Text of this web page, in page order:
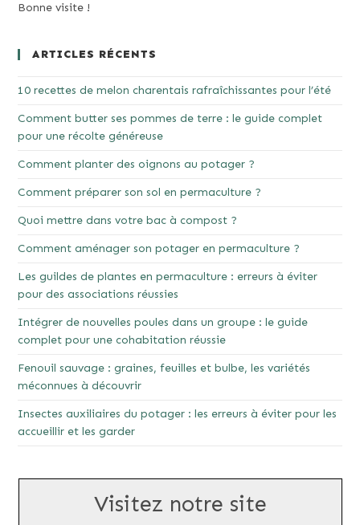
Bonne visite !
ARTICLES RÉCENTS
10 recettes de melon charentais rafraîchissantes pour l’été
Comment butter ses pommes de terre : le guide complet
pour une récolte généreuse
Comment planter des oignons au potager ?
Comment préparer son sol en permaculture ?
Quoi mettre dans votre bac à compost ?
Comment aménager son potager en permaculture ?
Les guildes de plantes en permaculture : erreurs à éviter
pour des associations réussies
Intégrer de nouvelles poules dans un groupe : le guide
complet pour une cohabitation réussie
Fenouil sauvage : graines, feuilles et bulbe, les variétés
méconnues à découvrir
Insectes auxiliaires du potager : les erreurs à éviter pour les
accueillir et les garder
Visitez notre site